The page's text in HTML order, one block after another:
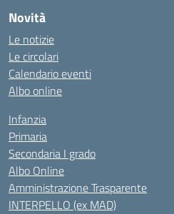
Novità
Le notizie
Le circolari
Calendario eventi
Albo online
Infanzia
Primaria
Secondaria I grado
Albo Online
Amministrazione Trasparente
INTERPELLO (ex MAD)